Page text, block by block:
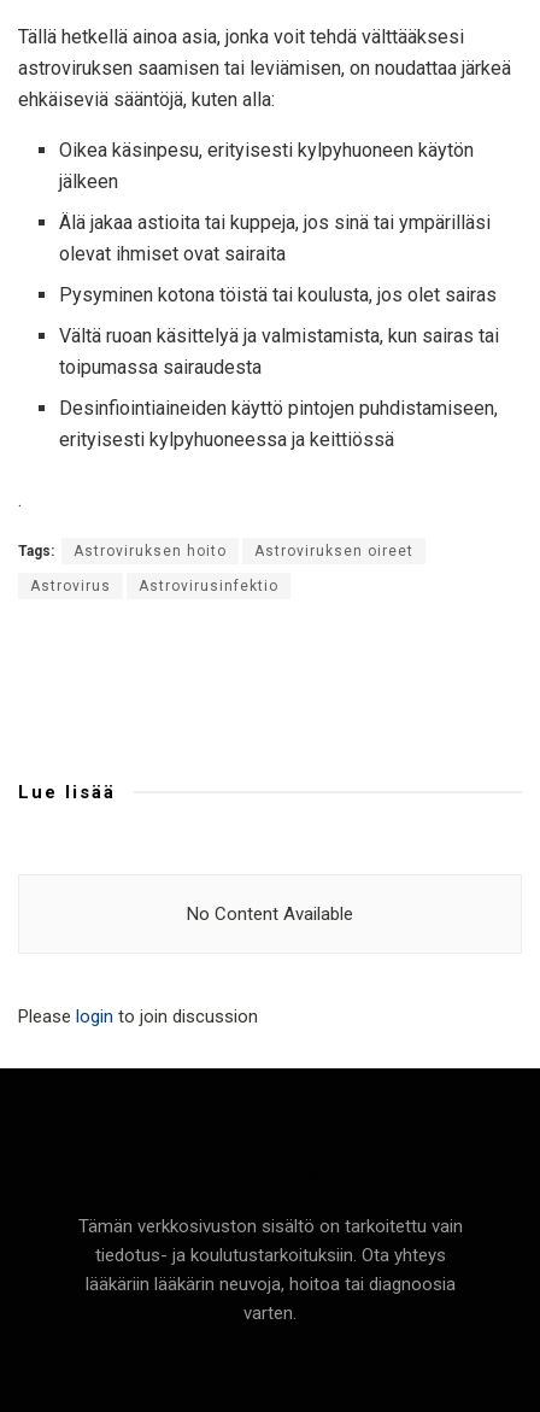
Tällä hetkellä ainoa asia, jonka voit tehdä välttääksesi
astroviruksen saamisen tai leviämisen, on noudattaa järkeä
ehkäiseviä sääntöjä, kuten alla:
Oikea käsinpesu, erityisesti kylpyhuoneen käytön
jälkeen
Älä jakaa astioita tai kuppeja, jos sinä tai ympärilläsi
olevat ihmiset ovat sairaita
Pysyminen kotona töistä tai koulusta, jos olet sairas
Vältä ruoan käsittelyä ja valmistamista, kun sairas tai
toipumassa sairaudesta
Desinfiointiaineiden käyttö pintojen puhdistamiseen,
erityisesti kylpyhuoneessa ja keittiössä
.
Tags: Astroviruksen hoito Astroviruksen oireet
Astrovirus Astrovirusinfektio
Lue lisää
No Content Available
Please login to join discussion
Tämän verkkosivuston sisältö on tarkoitettu vain
tiedotus- ja koulutustarkoituksiin. Ota yhteys
lääkäriin lääkärin neuvoja, hoitoa tai diagnoosia
varten.